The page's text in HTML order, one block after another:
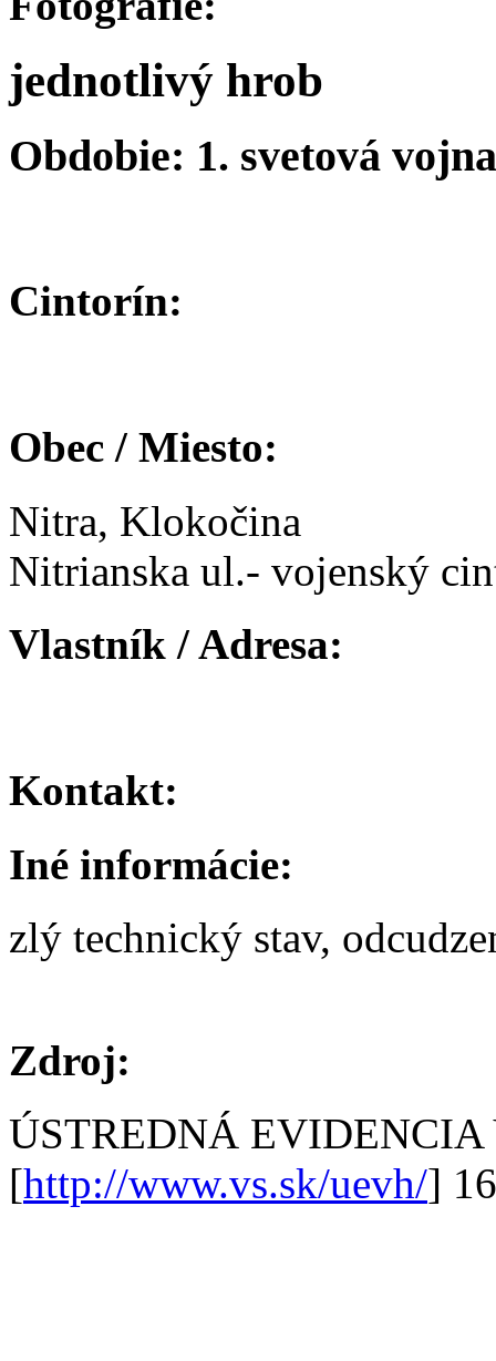
jednotlivý hrob
Obdobie: 1. svetová vojna
Cintorín:
Obec / Miesto:
Nitra, Klokočina
Nitrianska ul.- vojenský
Vlastník / Adresa:
Kontakt:
Iné informácie:
zlý technický stav,
Zdroj:
ÚSTREDNÁ
[http://www.vs.sk/uevh/]